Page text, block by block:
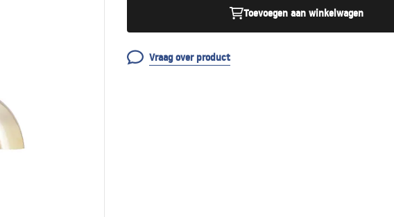
Toevoegen aan winkelwagen
Vraag over product